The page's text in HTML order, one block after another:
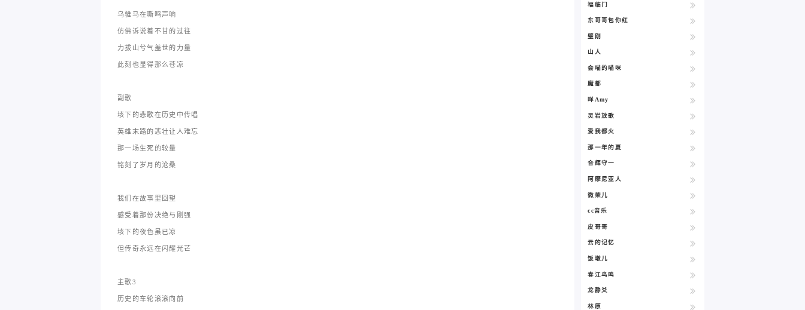
乌骓马在嘶鸣声响
仿佛诉说着不甘的过往
力拔山兮气盖世的力量
此刻也显得那么苍凉
副歌
垓下的悲歌在历史中传唱
英雄末路的悲壮让人难忘
那一场生死的较量
铭刻了岁月的沧桑
我们在故事里回望
感受着那份决绝与刚强
垓下的夜色虽已凉
但传奇永远在闪耀光芒
主歌3
历史的车轮滚滚向前
福临门
东哥哥包你红
璧刚
山人
会喵的喵咪
魔都
咩Amy
灵岩放歌
爱我都火
那一年的夏
合辉守一
阿摩尼亚人
微茉儿
cc音乐
皮哥哥
云的记忆
饭墩儿
春江鸟鸣
龙静爻
林原